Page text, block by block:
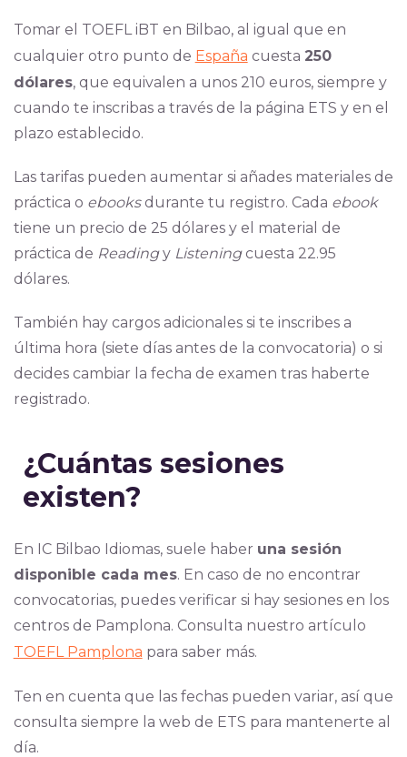
Tomar el TOEFL iBT en Bilbao, al igual que en
cualquier otro punto de España cuesta 250
dólares, que equivalen a unos 210 euros, siempre y
cuando te inscribas a través de la página ETS y en el
plazo establecido.
Las tarifas pueden aumentar si añades materiales de
práctica o ebooksdurante tu registro. Cada ebook
tiene un precio de 25 dólares y el material de
práctica de Readingy Listeningcuesta 22.95
dólares.
También hay cargos adicionales si te inscribes a
última hora (siete días antes de la convocatoria) o si
decides cambiar la fecha de examen tras haberte
registrado.
¿Cuántas sesiones
existen?
En IC Bilbao Idiomas, suele haber una sesión
disponible cada mes. En caso de no encontrar
convocatorias, puedes verificar si hay sesiones en los
centros de Pamplona. Consulta nuestro artículo
TOEFL Pamplona para saber más.
Ten en cuenta que las fechas pueden variar, así que
consulta siempre la web de ETS para mantenerte al
día.